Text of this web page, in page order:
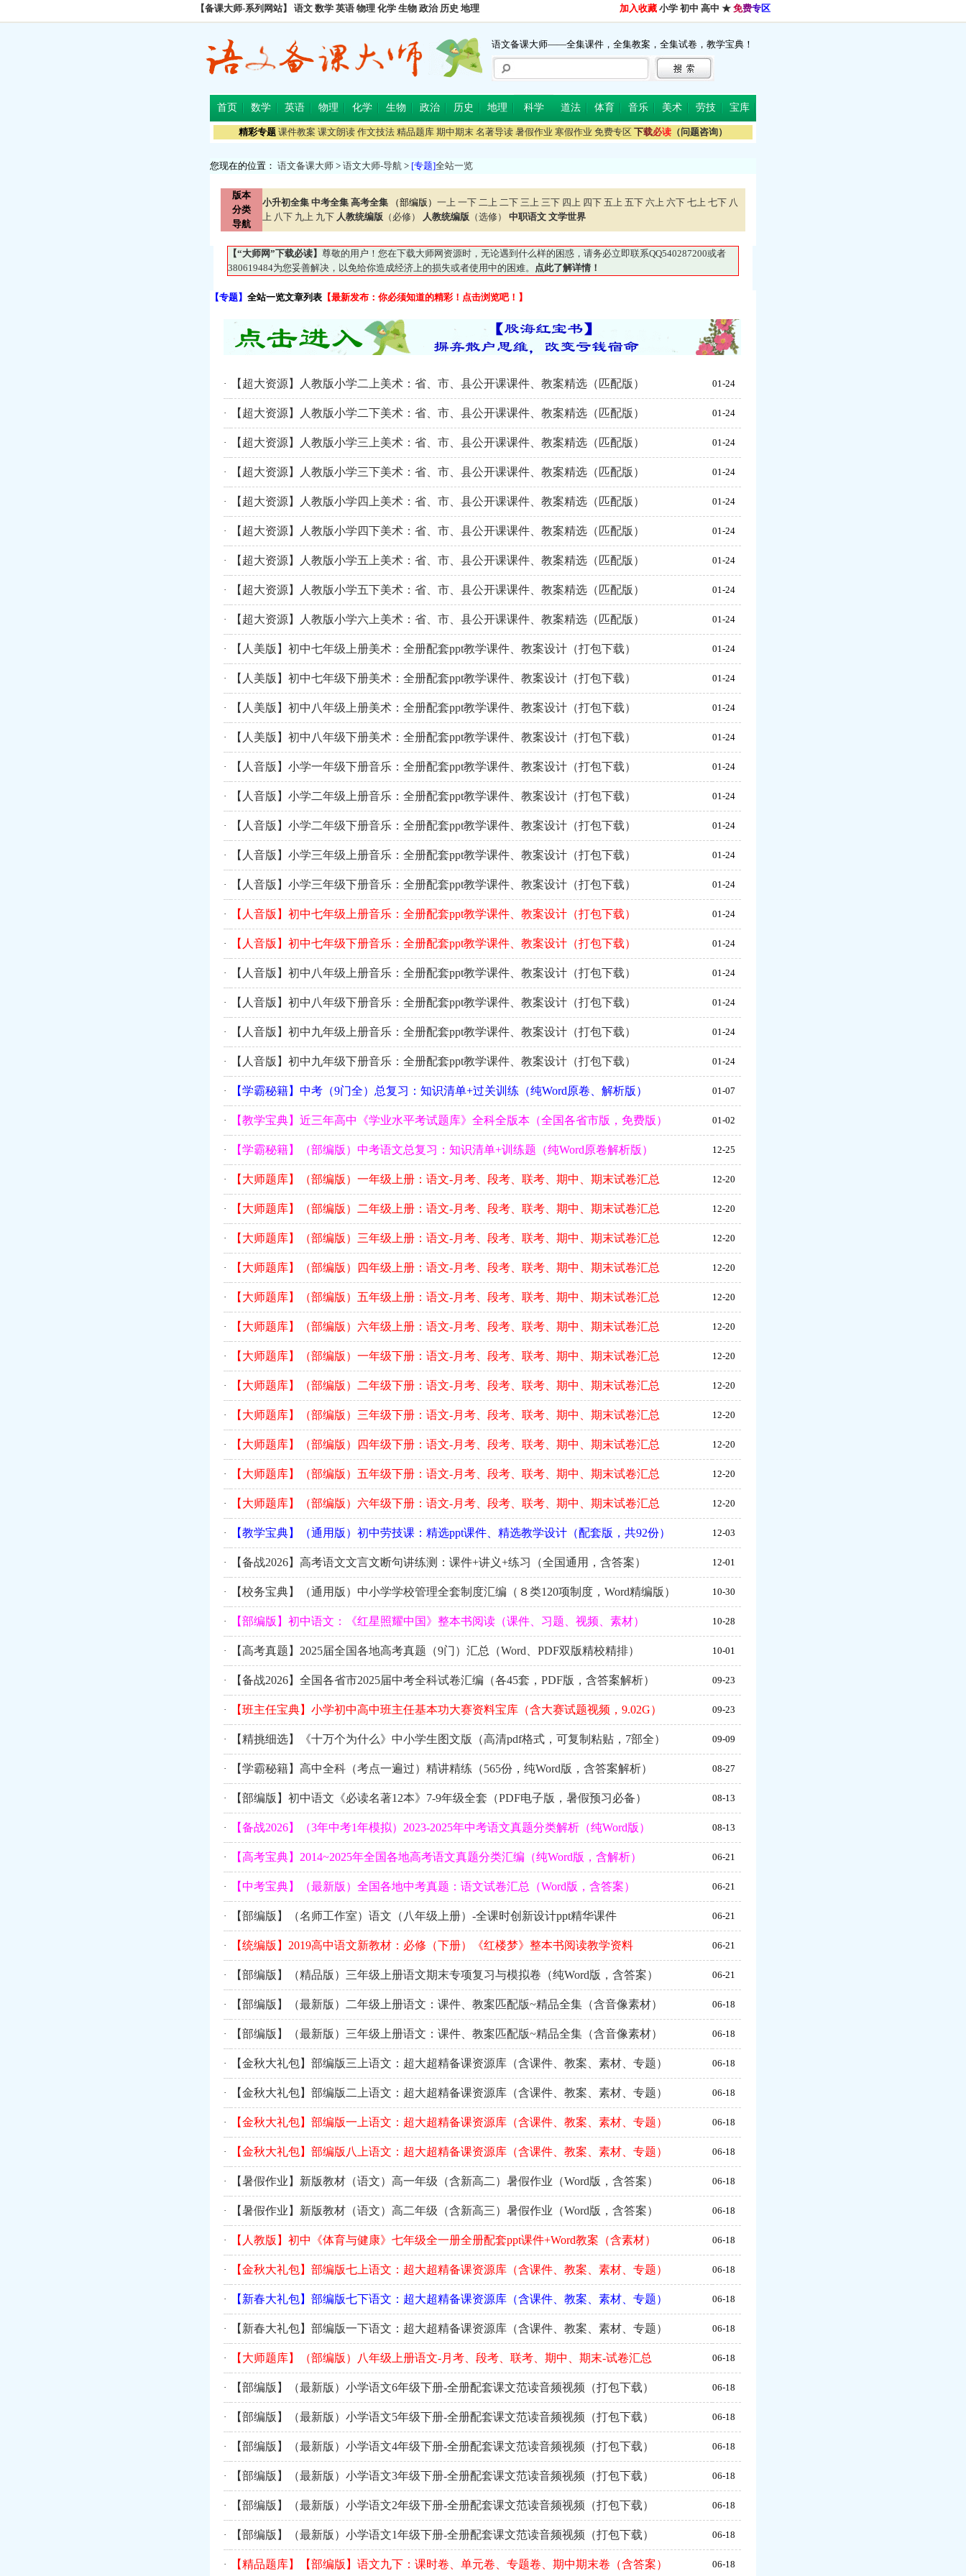
【备课大师-系列网站】 语文 数学 英语 物理 化学 生物 政治 历史 地理 加入收藏 小学 初中 高中 ★ 免费专区
语文备课大师——全集课件，全集教案，全集试卷，教学宝典！
首页 数学 英语 物理 化学 生物 政治 历史 地理 科学 道法 体育 音乐 美术 劳技 宝库
精彩专题 课件教案 课文朗读 作文技法 精品题库 期中期末 名著导读 暑假作业 寒假作业 免费专区 下载必读 （问题咨询）
您现在的位置： 语文备课大师 > 语文大师-导航 > [专题]全站一览
版本
分类
导航
小升初全集 中考全集 高考全集 （部编版） 一上 一下 二上 二下 三上 三下 四上 四下 五上 五下 六上 六下 七上 七下 八
上 八下 九上 九下 人教统编版 （必修） 人教统编版 （选修） 中职语文 文学世界
【“大师网”下载必读】 尊敬的用户！您在下载大师网资源时，无论遇到什么样的困惑，请务必立即联系QQ540287200或者
380619484为您妥善解决，以免给你造成经济上的损失或者使用中的困难。 点此了解详情！
【专题】 全站一览文章列表 【最新发布：你必须知道的精彩！点击浏览吧！】
· 【超大资源】人教版小学二上美术：省、市、县公开课课件、教案精选（匹配版） 01-24
· 【超大资源】人教版小学二下美术：省、市、县公开课课件、教案精选（匹配版） 01-24
· 【超大资源】人教版小学三上美术：省、市、县公开课课件、教案精选（匹配版） 01-24
· 【超大资源】人教版小学三下美术：省、市、县公开课课件、教案精选（匹配版） 01-24
· 【超大资源】人教版小学四上美术：省、市、县公开课课件、教案精选（匹配版） 01-24
· 【超大资源】人教版小学四下美术：省、市、县公开课课件、教案精选（匹配版） 01-24
· 【超大资源】人教版小学五上美术：省、市、县公开课课件、教案精选（匹配版） 01-24
· 【超大资源】人教版小学五下美术：省、市、县公开课课件、教案精选（匹配版） 01-24
· 【超大资源】人教版小学六上美术：省、市、县公开课课件、教案精选（匹配版） 01-24
· 【人美版】初中七年级上册美术：全册配套ppt教学课件、教案设计（打包下载） 01-24
· 【人美版】初中七年级下册美术：全册配套ppt教学课件、教案设计（打包下载） 01-24
· 【人美版】初中八年级上册美术：全册配套ppt教学课件、教案设计（打包下载） 01-24
· 【人美版】初中八年级下册美术：全册配套ppt教学课件、教案设计（打包下载） 01-24
· 【人音版】小学一年级下册音乐：全册配套ppt教学课件、教案设计（打包下载） 01-24
· 【人音版】小学二年级上册音乐：全册配套ppt教学课件、教案设计（打包下载） 01-24
· 【人音版】小学二年级下册音乐：全册配套ppt教学课件、教案设计（打包下载） 01-24
· 【人音版】小学三年级上册音乐：全册配套ppt教学课件、教案设计（打包下载） 01-24
· 【人音版】小学三年级下册音乐：全册配套ppt教学课件、教案设计（打包下载） 01-24
· 【人音版】初中七年级上册音乐：全册配套ppt教学课件、教案设计（打包下载） 01-24
· 【人音版】初中七年级下册音乐：全册配套ppt教学课件、教案设计（打包下载） 01-24
· 【人音版】初中八年级上册音乐：全册配套ppt教学课件、教案设计（打包下载） 01-24
· 【人音版】初中八年级下册音乐：全册配套ppt教学课件、教案设计（打包下载） 01-24
· 【人音版】初中九年级上册音乐：全册配套ppt教学课件、教案设计（打包下载） 01-24
· 【人音版】初中九年级下册音乐：全册配套ppt教学课件、教案设计（打包下载） 01-24
· 【学霸秘籍】中考（9门全）总复习：知识清单+过关训练（纯Word原卷、解析版） 01-07
· 【教学宝典】近三年高中《学业水平考试题库》全科全版本（全国各省市版，免费版） 01-02
· 【学霸秘籍】（部编版）中考语文总复习：知识清单+训练题（纯Word原卷解析版） 12-25
· 【大师题库】（部编版）一年级上册：语文-月考、段考、联考、期中、期末试卷汇总 12-20
· 【大师题库】（部编版）二年级上册：语文-月考、段考、联考、期中、期末试卷汇总 12-20
· 【大师题库】（部编版）三年级上册：语文-月考、段考、联考、期中、期末试卷汇总 12-20
· 【大师题库】（部编版）四年级上册：语文-月考、段考、联考、期中、期末试卷汇总 12-20
· 【大师题库】（部编版）五年级上册：语文-月考、段考、联考、期中、期末试卷汇总 12-20
· 【大师题库】（部编版）六年级上册：语文-月考、段考、联考、期中、期末试卷汇总 12-20
· 【大师题库】（部编版）一年级下册：语文-月考、段考、联考、期中、期末试卷汇总 12-20
· 【大师题库】（部编版）二年级下册：语文-月考、段考、联考、期中、期末试卷汇总 12-20
· 【大师题库】（部编版）三年级下册：语文-月考、段考、联考、期中、期末试卷汇总 12-20
· 【大师题库】（部编版）四年级下册：语文-月考、段考、联考、期中、期末试卷汇总 12-20
· 【大师题库】（部编版）五年级下册：语文-月考、段考、联考、期中、期末试卷汇总 12-20
· 【大师题库】（部编版）六年级下册：语文-月考、段考、联考、期中、期末试卷汇总 12-20
· 【教学宝典】（通用版）初中劳技课：精选ppt课件、精选教学设计（配套版，共92份） 12-03
· 【备战2026】高考语文文言文断句讲练测：课件+讲义+练习（全国通用，含答案） 12-01
· 【校务宝典】（通用版）中小学学校管理全套制度汇编（８类120项制度，Word精编版） 10-30
· 【部编版】初中语文：《红星照耀中国》整本书阅读（课件、习题、视频、素材） 10-28
· 【高考真题】2025届全国各地高考真题（9门）汇总（Word、PDF双版精校精排） 10-01
· 【备战2026】全国各省市2025届中考全科试卷汇编（各45套，PDF版，含答案解析） 09-23
· 【班主任宝典】小学初中高中班主任基本功大赛资料宝库（含大赛试题视频，9.02G） 09-23
· 【精挑细选】《十万个为什么》中小学生图文版（高清pdf格式，可复制粘贴，7部全） 09-09
· 【学霸秘籍】高中全科（考点一遍过）精讲精练（565份，纯Word版，含答案解析） 08-27
· 【部编版】初中语文《必读名著12本》7-9年级全套（PDF电子版，暑假预习必备） 08-13
· 【备战2026】（3年中考1年模拟）2023-2025年中考语文真题分类解析（纯Word版） 08-13
· 【高考宝典】2014~2025年全国各地高考语文真题分类汇编（纯Word版，含解析） 06-21
· 【中考宝典】（最新版）全国各地中考真题：语文试卷汇总（Word版，含答案） 06-21
· 【部编版】（名师工作室）语文（八年级上册）-全课时创新设计ppt精华课件 06-21
· 【统编版】2019高中语文新教材：必修（下册）《红楼梦》整本书阅读教学资料 06-21
· 【部编版】（精品版）三年级上册语文期末专项复习与模拟卷（纯Word版，含答案） 06-21
· 【部编版】（最新版）二年级上册语文：课件、教案匹配版~精品全集（含音像素材） 06-18
· 【部编版】（最新版）三年级上册语文：课件、教案匹配版~精品全集（含音像素材） 06-18
· 【金秋大礼包】部编版三上语文：超大超精备课资源库（含课件、教案、素材、专题） 06-18
· 【金秋大礼包】部编版二上语文：超大超精备课资源库（含课件、教案、素材、专题） 06-18
· 【金秋大礼包】部编版一上语文：超大超精备课资源库（含课件、教案、素材、专题） 06-18
· 【金秋大礼包】部编版八上语文：超大超精备课资源库（含课件、教案、素材、专题） 06-18
· 【暑假作业】新版教材（语文）高一年级（含新高二）暑假作业（Word版，含答案） 06-18
· 【暑假作业】新版教材（语文）高二年级（含新高三）暑假作业（Word版，含答案） 06-18
· 【人教版】初中《体育与健康》七年级全一册全册配套ppt课件+Word教案（含素材） 06-18
· 【金秋大礼包】部编版七上语文：超大超精备课资源库（含课件、教案、素材、专题） 06-18
· 【新春大礼包】部编版七下语文：超大超精备课资源库（含课件、教案、素材、专题） 06-18
· 【新春大礼包】部编版一下语文：超大超精备课资源库（含课件、教案、素材、专题） 06-18
· 【大师题库】（部编版）八年级上册语文-月考、段考、联考、期中、期末-试卷汇总 06-18
· 【部编版】（最新版）小学语文6年级下册-全册配套课文范读音频视频（打包下载） 06-18
· 【部编版】（最新版）小学语文5年级下册-全册配套课文范读音频视频（打包下载） 06-18
· 【部编版】（最新版）小学语文4年级下册-全册配套课文范读音频视频（打包下载） 06-18
· 【部编版】（最新版）小学语文3年级下册-全册配套课文范读音频视频（打包下载） 06-18
· 【部编版】（最新版）小学语文2年级下册-全册配套课文范读音频视频（打包下载） 06-18
· 【部编版】（最新版）小学语文1年级下册-全册配套课文范读音频视频（打包下载） 06-18
· 【精品题库】【部编版】语文九下：课时卷、单元卷、专题卷、期中期末卷（含答案） 06-18